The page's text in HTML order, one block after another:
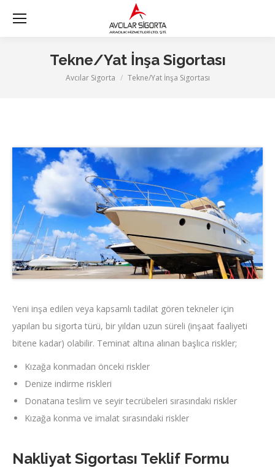
Tekne/Yat İnşa Sigortası
You are here:
Avcılar Sigorta Tekne/Yat İnşa Sigortası
Yeni inşa edilen veya kapsamlı tadilat gören tekneler için
yapılan bu sigorta türü, bir yıldan uzun süreli (inşaat faaliyeti
bitene kadar) olabilir. Teminat altına alınan başlıca riskler;
Kızağa konmadan önceki riskler
Denize indirme riskleri
Donatana teslim ve seyir tecrübeleri sırasındaki riskler
Kızağa konma ve imalat sırasındaki riskler
Nakliyat Sigortası Teklif Formu